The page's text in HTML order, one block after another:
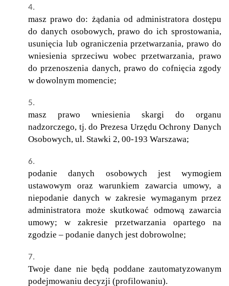
masz prawo do: żądania od administratora dostępu
do danych osobowych, prawo do ich sprostowania,
usunięcia lub ograniczenia przetwarzania, prawo do
wniesienia sprzeciwu wobec przetwarzania, prawo
do przenoszenia danych, prawo do cofnięcia zgody
w dowolnym momencie;
masz prawo wniesienia skargi do organu
nadzorczego, tj. do Prezesa Urzędu Ochrony Danych
Osobowych, ul. Stawki 2, 00-193 Warszawa;
podanie danych osobowych jest wymogiem
ustawowym oraz warunkiem zawarcia umowy, a
niepodanie danych w zakresie wymaganym przez
administratora może skutkować odmową zawarcia
umowy; w zakresie przetwarzania opartego na
zgodzie – podanie danych jest dobrowolne;
Twoje dane nie będą poddane zautomatyzowanym
podejmowaniu decyzji (profilowaniu).